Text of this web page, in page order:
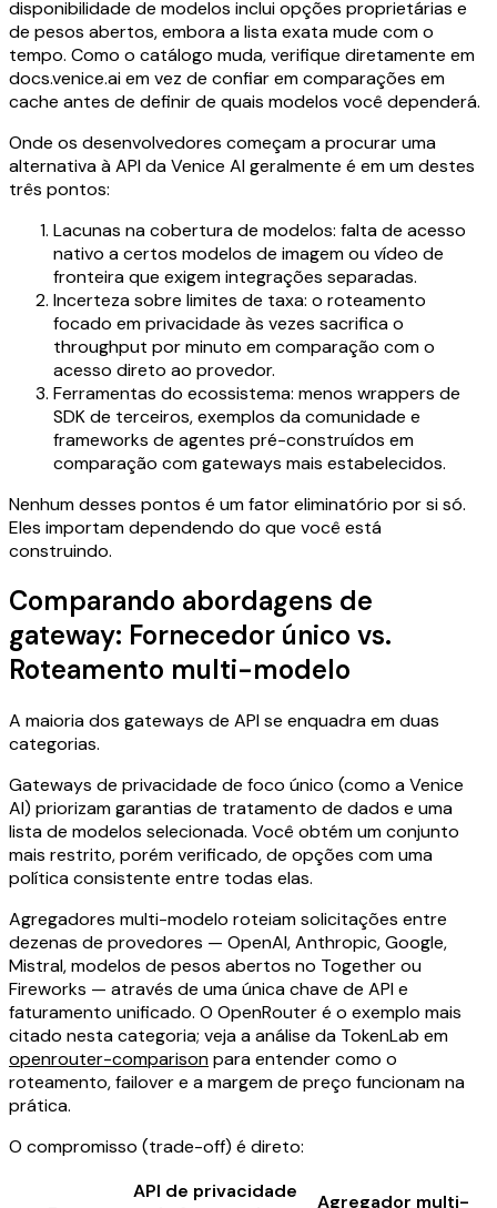
disponibilidade de modelos inclui opções proprietárias e
de pesos abertos, embora a lista exata mude com o
tempo. Como o catálogo muda, verifique diretamente em
docs.venice.ai em vez de confiar em comparações em
cache antes de definir de quais modelos você dependerá.
Onde os desenvolvedores começam a procurar uma
alternativa à API da Venice AI geralmente é em um destes
três pontos:
Lacunas na cobertura de modelos: falta de acesso
nativo a certos modelos de imagem ou vídeo de
fronteira que exigem integrações separadas.
Incerteza sobre limites de taxa: o roteamento
focado em privacidade às vezes sacrifica o
throughput por minuto em comparação com o
acesso direto ao provedor.
Ferramentas do ecossistema: menos wrappers de
SDK de terceiros, exemplos da comunidade e
frameworks de agentes pré-construídos em
comparação com gateways mais estabelecidos.
Nenhum desses pontos é um fator eliminatório por si só.
Eles importam dependendo do que você está
construindo.
Comparando abordagens de
gateway: Fornecedor único vs.
Roteamento multi-modelo
A maioria dos gateways de API se enquadra em duas
categorias.
Gateways de privacidade de foco único (como a Venice
AI) priorizam garantias de tratamento de dados e uma
lista de modelos selecionada. Você obtém um conjunto
mais restrito, porém verificado, de opções com uma
política consistente entre todas elas.
Agregadores multi-modelo roteiam solicitações entre
dezenas de provedores — OpenAI, Anthropic, Google,
Mistral, modelos de pesos abertos no Together ou
Fireworks — através de uma única chave de API e
faturamento unificado. O OpenRouter é o exemplo mais
citado nesta categoria; veja a análise da TokenLab em
openrouter-comparisonpara entender como o
roteamento, failover e a margem de preço funcionam na
prática.
O compromisso (trade-off) é direto:
API de privacidade
Agregador multi-